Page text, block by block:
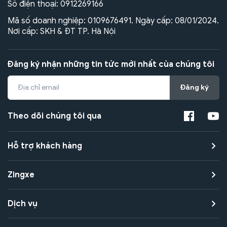
Số điện thoại: 0912269166
Mã số doanh nghiệp: 0109676491. Ngày cấp: 08/01/2024.
Nơi cấp: SKH & ĐT TP. Hà Nội
Đăng ký nhận những tin tức mới nhất của chúng tôi
Đăng ký
Theo dõi chúng tôi qua
Hỗ trợ khách hàng
Zingxe
Dịch vụ